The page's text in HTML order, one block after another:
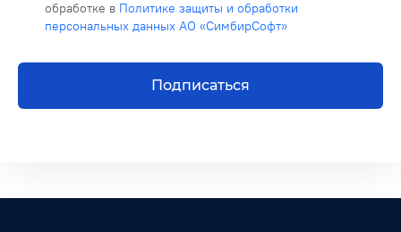
обработке в Политике защиты и обработки
персональных данных АО «СимбирСофт»
Подписаться